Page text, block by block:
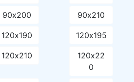
90х200 90х210
120х190 120х195
120х210
120х22
0